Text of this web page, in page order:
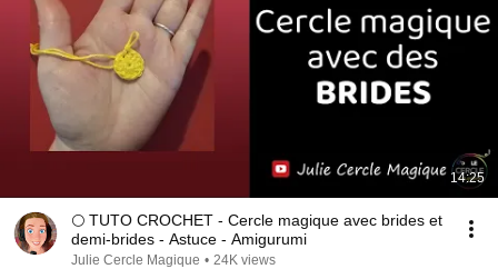
14:25
🌕 TUTO CROCHET - Cercle magique avec brides et
demi-brides - Astuce - Amigurumi
Julie Cercle Magique • 24K views